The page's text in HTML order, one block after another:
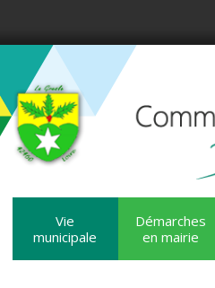
Vie
municipale
Démarches
en mairie